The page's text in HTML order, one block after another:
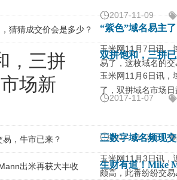
2017-11-09
“紫色”域名易主
玉米网11月7日讯，
易了，这枚域名的
2017-11-07
双拼饱和，三拼
玉米网11月6日讯，
了，双拼域名市场
2017-11-06
三数字域名频现
玉米网11月3日讯，
颇高，此番纷纷交
生财有道！Mike